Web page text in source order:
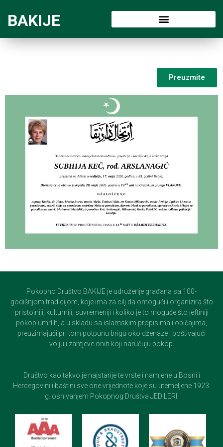
BAKIJE
Preuzmite
Pokopno Društvo BAKIJE je udruženje građana sa 100-
godišnjom tradicijom, koje ima za cilj da omogući i organizira što
pristojniji, kulturniji, suvremeniji i koliko je to moguće što jeftiniji
pokop umrlih, a u skladu sa islamskim propisima i običajima,
preuzimajući pri tom potpunu brigu oko dženaze i poštivajući
volju i zahtjeve onih koji naručuju pokop.
Društvo kao takvo je najstarije te vrste i namjene u Bosni i
Hercegovini i baštini sve one vrijednote koje su utemeljene 1923.
g. osnivanjem Pokopnog Društva JEDILERI.